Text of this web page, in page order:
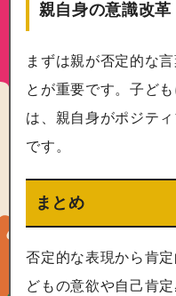
親自身の意識改革
まずは親が否定的な
とが重要です。子ど
は、親自身がポジテ
です。
まとめ
否定的な表現から肯
どもの意欲や自己肯